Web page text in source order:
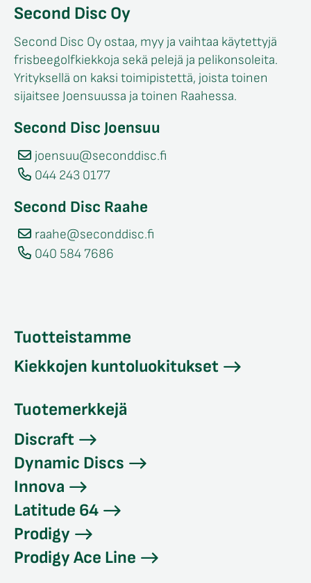
Second Disc Oy
Second Disc Oy ostaa, myy ja vaihtaa käytettyjä
frisbeegolfkiekkoja sekä pelejä ja pelikonsoleita.
Yrityksellä on kaksi toimipistettä, joista toinen
sijaitsee Joensuussa ja toinen Raahessa.
Second Disc Joensuu
joensuu@seconddisc.fi
044 243 0177
Second Disc Raahe
raahe@seconddisc.fi
040 584 7686
Tuotteistamme
Kiekkojen kuntoluokitukset
Tuotemerkkejä
Discraft
Dynamic Discs
Innova
Latitude 64
Prodigy
Prodigy Ace Line